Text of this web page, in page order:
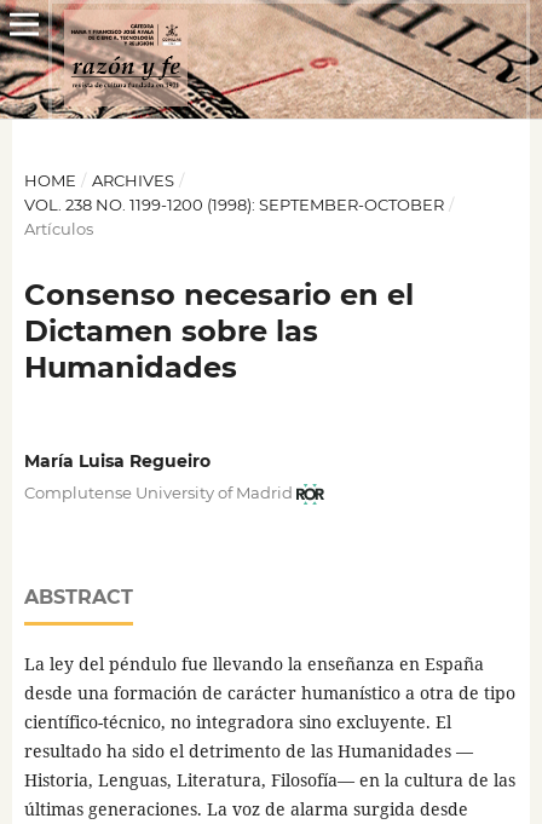
HOME / ARCHIVES /
VOL. 238 NO. 1199-1200 (1998): SEPTEMBER-OCTOBER /
Artículos
Consenso necesario en el
Dictamen sobre las
Humanidades
María Luisa Regueiro
Complutense University of Madrid
ABSTRACT
La ley del péndulo fue llevando la enseñanza en España
desde una formación de carácter humanístico a otra de tipo
científico-técnico, no integradora sino excluyente. El
resultado ha sido el detrimento de las Humanidades —
Historia, Lenguas, Literatura, Filosofía— en la cultura de las
últimas generaciones. La voz de alarma surgida desde